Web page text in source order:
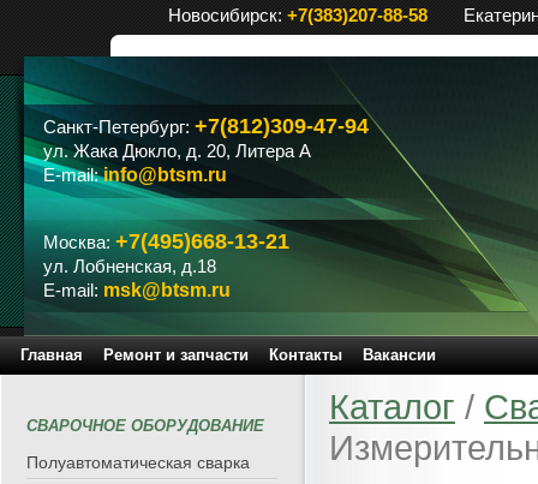
Новосибирск: +7(383)207-88-58
Санкт-Петербург: +7(812)309-47-94
ул. Жака Дюкло, д. 20, Литера А
E-mail:info@btsm.ru
Москва: +7(495)668-13-21
ул. Лобненская, д.18
E-mail: msk@btsm.ru
Главная Ремонт и запчасти Контакты Вакансии
СВАРОЧНОЕ ОБОРУДОВАНИЕ
Полуавтоматическая сварка
Каталог /